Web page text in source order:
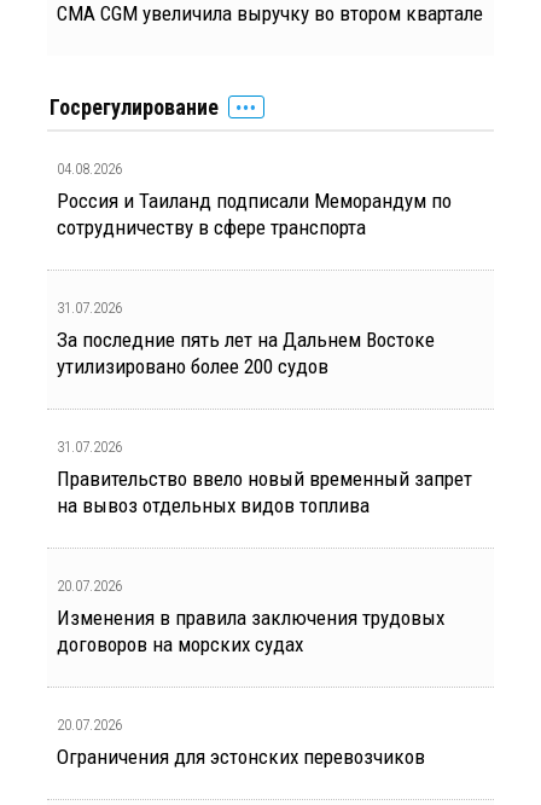
CMA CGM увеличила выручку во втором квартале
Госрегулирование
04.08.2026
Россия и Таиланд подписали Меморандум по
сотрудничеству в сфере транспорта
31.07.2026
За последние пять лет на Дальнем Востоке
утилизировано более 200 судов
31.07.2026
Правительство ввело новый временный запрет
на вывоз отдельных видов топлива
20.07.2026
Изменения в правила заключения трудовых
договоров на морских судах
20.07.2026
Ограничения для эстонских перевозчиков